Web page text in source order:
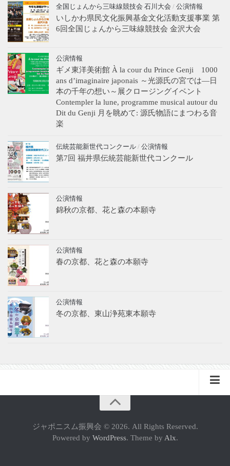
全国じょんから三味線競技会 石川大会 / 公演情報
いしかわ県民文化振興基金文化活動支援事業 第
6回全国じょんから三味線競技会 金沢大会
公演情報
ギメ東洋美術館 À la cour du Prince Genji 1000
ans d’imaginaire japonais ～光源氏の宮では―日
本の千年の想い～展クロージングイベント
Contempler la lune, programme musical autour du
Dit du Genji 月を眺めて: 源氏物語にまつわる音
楽
伝統芸能新世代コンクール / 公演情報
第7回 福井県伝統芸能新世代コンクール
公演情報
錦秋の京都、花と森の本願寺
公演情報
春の京都、花と森の本願寺
公演情報
冬の京都、東山浄苑東本願寺
ジャポニスム振興会 © 2026. All Rights Reserved.
Powered by WordPress. Theme by Alx.